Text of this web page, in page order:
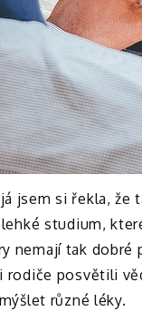
jsem si řekla,
studium,
nemají tak dobré
rodiče posvětili
různé léky.